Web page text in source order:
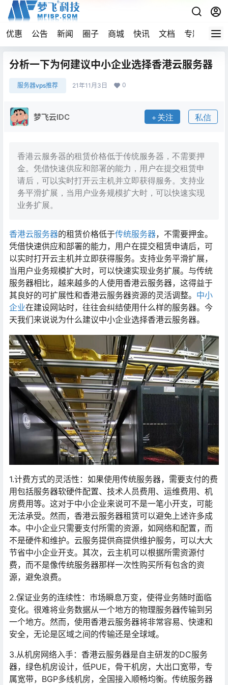
优惠 公告 新闻 圈子 商城 快讯 文档 专题 导航
分析一下为何建议中小企业选择香港云服务器
服务器vps推荐 21年11月3日 0
梦飞云IDC 关注 私信
香港云服务器的租赁价格低于传统服务器，不需要押
金。凭借快速供应和部署的能力，用户在提交租赁申
请后，可以实时打开云主机并立即获得服务。支持业
务平滑扩展，当用户业务规模扩大时，可以快速实现
业务扩展。
香港云服务器的租赁价格低于传统服务器，不需要押金。
凭借快速供应和部署的能力，用户在提交租赁申请后，可
以实时打开云主机并立即获得服务。支持业务平滑扩展，
当用户业务规模扩大时，可以快速实现业务扩展。与传统
服务器相比，越来越多的人使用香港云服务器，这得益于
其良好的可扩展性和香港云服务器资源的灵活调整。 中小
企业在建设网站时，往往会纠结使用什么样的服务器。今
天我们来说说为什么建议中小企业选择香港云服务器。
1.计费方式的灵活性：如果使用传统服务器，需要支付的费
用包括服务器软硬件配置、技术人员费用、运维费用、机
房费用等。这对于中小企业来说可不是一笔小开支，可能
无法承受。然而，香港云服务器租赁可以避免上述许多成
本。中小企业只需要支付所需的资源，如网络和配置，而
不是硬件和维护。云服务提供商提供维护服务，可以大大
节省中小企业开支。其次，云主机可以根据所需资源付
费，而不是像传统服务器那样一次性购买所有包含的资
源，避免浪费。
2.保证业务的连续性：市场瞬息万变，使得业务随时面临
变化。很难将业务数据从一个地方的物理服务器传输到另
一个地方。然而，使用香港云服务器将非常容易、快速和
安全，无论是区域之间的传输还是全球域。
3.从机房网络入手：香港云服务器是自主研发的DC服务
器，绿色机房设计，低PUE，骨干机房，大出口宽带，专
属宽带，BGP多线机房，全国接入顺畅均衡。传统服务器